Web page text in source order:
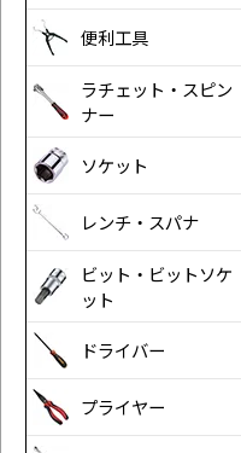
便利工具
ラチェット・スピン
ナー
ソケット
レンチ・スパナ
ビット・ビットソケ
ット
ドライバー
プライヤー